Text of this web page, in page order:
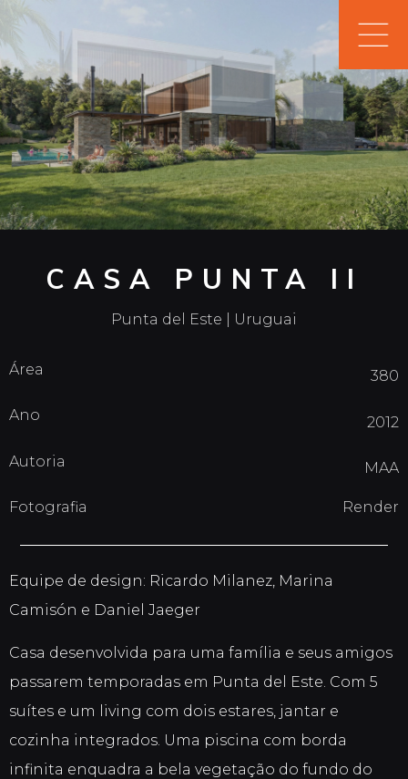
CASA PUNTA II
Punta del Este | Uruguai
Área 380
Ano 2012
Autoria MAA
Fotografia Render
Equipe de design: Ricardo Milanez, Marina
Camisón e Daniel Jaeger
Casa desenvolvida para uma família e seus amigos
passarem temporadas em Punta del Este. Com 5
suítes e um living com dois estares, jantar e
cozinha integrados. Uma piscina com borda
infinita enquadra a bela vegetação do fundo do